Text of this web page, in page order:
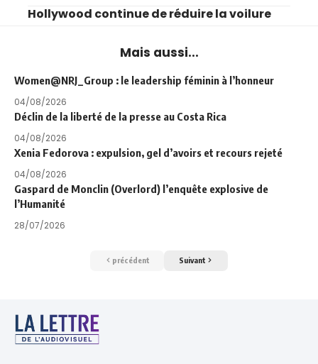
Hollywood continue de réduire la voilure
Mais aussi...
Women@NRJ_Group : le leadership féminin à l’honneur
04/08/2026
Déclin de la liberté de la presse au Costa Rica
04/08/2026
Xenia Fedorova : expulsion, gel d’avoirs et recours rejeté
04/08/2026
Gaspard de Monclin (Overlord) l’enquête explosive de
l’Humanité
28/07/2026
précédent Suivant